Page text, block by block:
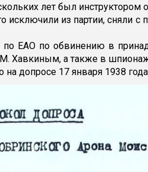
лет был инструктором
исключили из партии, сняли с
ЕАО по обвинению в
Хавкиным, а также в
на допросе 17 января 1938